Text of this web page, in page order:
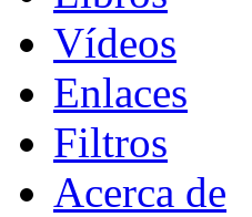
Vídeos
Enlaces
Filtros
Acerca de